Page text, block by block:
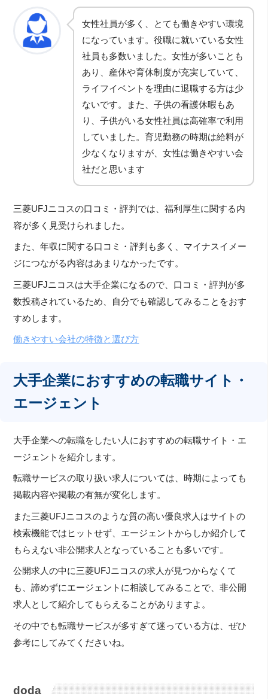
女性社員が多く、とても働きやすい環境
になっています。役職に就いている女性
社員も多数いました。女性が多いことも
あり、産休や育休制度が充実していて、
ライフイベントを理由に退職する方は少
ないです。また、子供の看護休暇もあ
り、子供がいる女性社員は高確率で利用
していました。育児勤務の時期は給料が
少なくなりますが、女性は働きやすい会
社だと思います
三菱UFJニコスの口コミ・評判では、福利厚生に関する内
容が多く見受けられました。
また、年収に関する口コミ・評判も多く、マイナスイメー
ジにつながる内容はあまりなかったです。
三菱UFJニコスは大手企業になるので、口コミ・評判が多
数投稿されているため、自分でも確認してみることをおす
すめします。
働きやすい会社の特徴と選び方
大手企業におすすめの転職サイト・
エージェント
大手企業への転職をしたい人におすすめの転職サイト・エ
ージェントを紹介します。
転職サービスの取り扱い求人については、時期によっても
掲載内容や掲載の有無が変化します。
また三菱UFJニコスのような質の高い優良求人はサイトの
検索機能ではヒットせず、エージェントからしか紹介して
もらえない非公開求人となっていることも多いです。
公開求人の中に三菱UFJニコスの求人が見つからなくて
も、諦めずにエージェントに相談してみることで、非公開
求人として紹介してもらえることがありますよ。
その中でも転職サービスが多すぎて迷っている方は、ぜひ
参考にしてみてくださいね。
doda